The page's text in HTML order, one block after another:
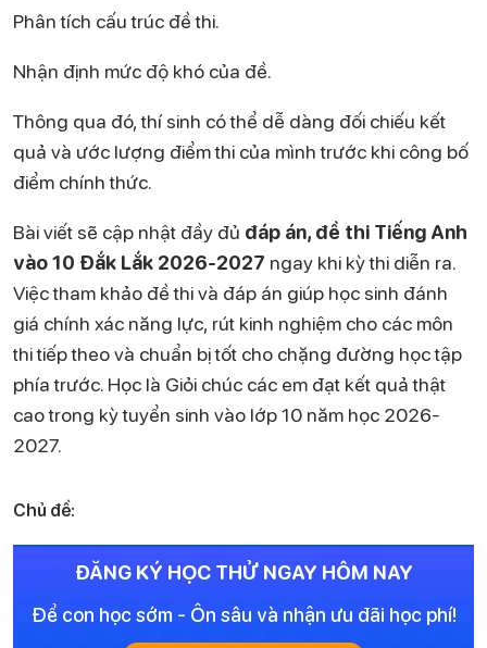
Phân tích cấu trúc đề thi.
Nhận định mức độ khó của đề.
Thông qua đó, thí sinh có thể dễ dàng đối chiếu kết
quả và ước lượng điểm thi của mình trước khi công bố
điểm chính thức.
Bài viết sẽ cập nhật đầy đủ đáp án, đề thi Tiếng Anh
vào 10 Đắk Lắk 2026-2027 ngay khi kỳ thi diễn ra.
Việc tham khảo đề thi và đáp án giúp học sinh đánh
giá chính xác năng lực, rút kinh nghiệm cho các môn
thi tiếp theo và chuẩn bị tốt cho chặng đường học tập
phía trước. Học là Giỏi chúc các em đạt kết quả thật
cao trong kỳ tuyển sinh vào lớp 10 năm học 2026-
2027.
Chủ đề:
ĐĂNG KÝ HỌC THỬ NGAY HÔM NAY
Để con học sớm - Ôn sâu và nhận ưu đãi học phí!